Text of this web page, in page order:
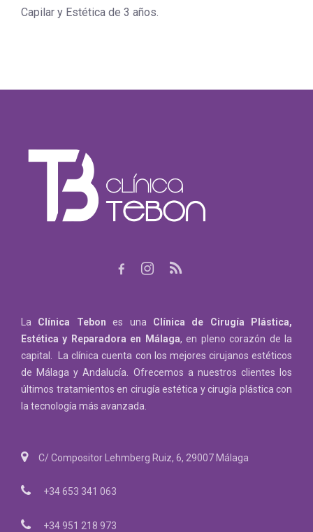
Capilar y Estética de 3 años.
La Clínica Tebon es una Clínica de Cirugía Plástica,
Estética y Reparadora en Málaga, en pleno corazón de la
capital. La clínica cuenta con los mejores cirujanos estéticos
de Málaga y Andalucía. Ofrecemos a nuestros clientes los
últimos tratamientos en cirugía estética y cirugía plástica con
la tecnología más avanzada.
C/ Compositor Lehmberg Ruiz, 6, 29007 Málaga
+34 653 341 063
+34 951 218 973